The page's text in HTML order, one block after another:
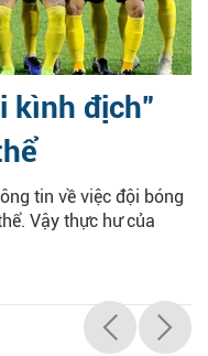
kình địch”
tin về việc đội bóng
Vậy thực hư của